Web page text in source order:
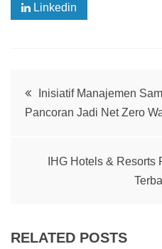
Linkedin
PostInisiatif Manajemen
Pancoran Jadi Net Zero
IHG Hotels & Resorts
RELATED POSTS